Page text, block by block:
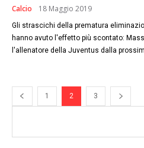
Calcio 18 Maggio 2019
Gli strascichi della prematura
hanno avuto l'effetto più scontato:
l'allenatore della Juventus dalla
1 2 3